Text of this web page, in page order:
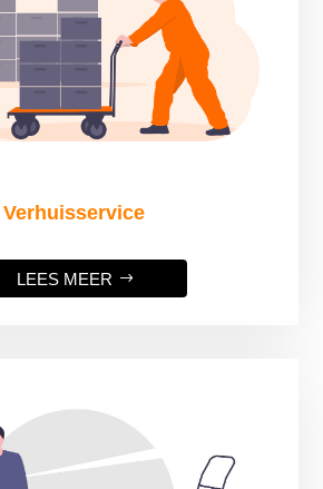
Verhuisservice
LEES MEER